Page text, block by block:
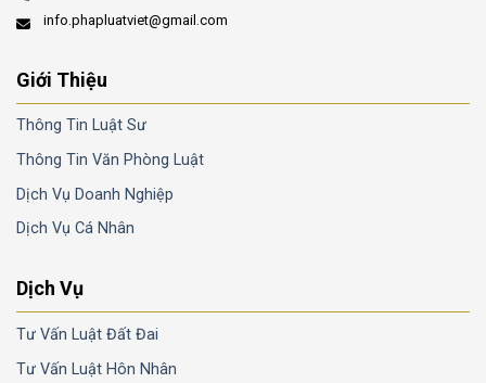
info.phapluatviet@gmail.com
Giới Thiệu
Thông Tin Luật Sư
Thông Tin Văn Phòng Luật
Dịch Vụ Doanh Nghiệp
Dịch Vụ Cá Nhân
Dịch Vụ
Tư Vấn Luật Đất Đai
Tư Vấn Luật Hôn Nhân